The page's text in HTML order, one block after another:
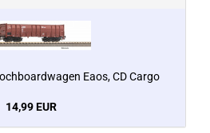
Eaos, CD Cargo
14,99 EUR